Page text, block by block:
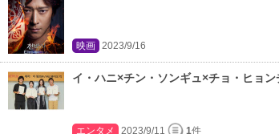
映画 2023/9/16
イ・ハニ×チン・ソンギュ×チョ・ヒョ
エンタメ 2023/9/11 1件